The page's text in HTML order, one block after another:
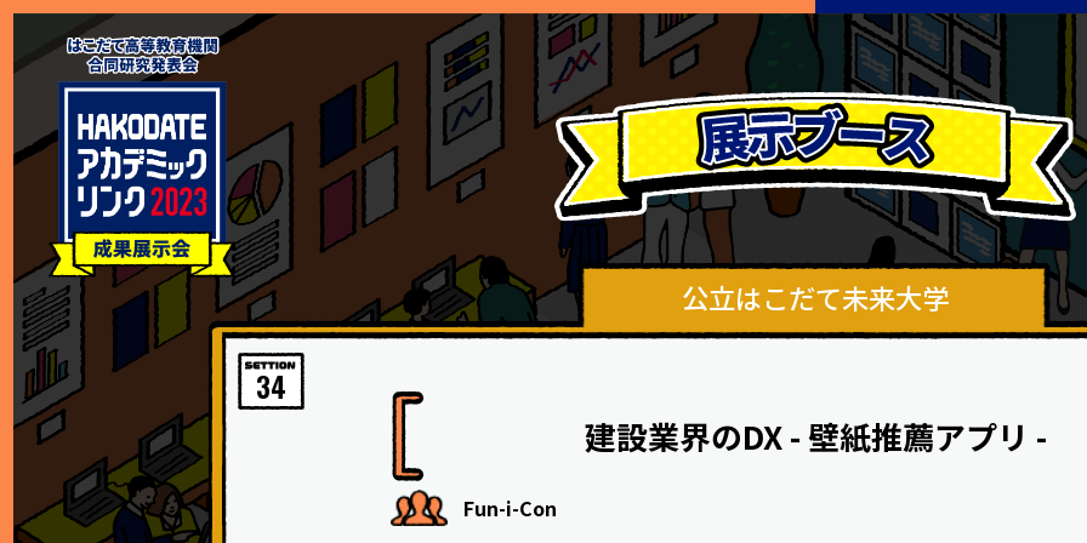
公立はこだて未来大学
建設業界のDX - 壁紙推薦アプリ -
Fun-i-Con
34